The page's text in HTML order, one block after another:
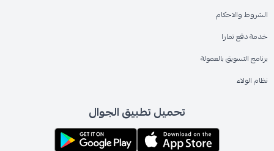
الشروط والاحكام
خدمة دفع تمارا
برنامج التسويق بالعمولة
نظام الولاء
تحميل تطبيق الجوال